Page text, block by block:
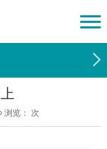
浏览： 次